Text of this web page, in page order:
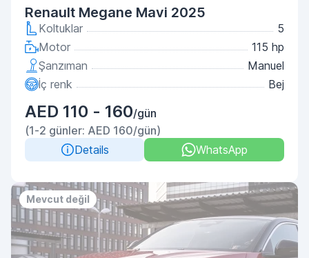
Renault Megane Mavi 2025
Koltuklar
5
Motor
115 hp
Şanzıman
Manuel
İç renk
Bej
AED 110 - 160/gün
(1-2 günler: AED 160/gün)
Details
WhatsApp
Mevcut değil